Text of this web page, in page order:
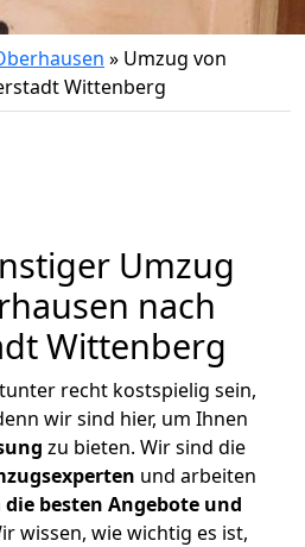
» Umzug von
Wittenberg
Umzug
nach
Wittenberg
recht kostspielig sein,
wir sind hier, um Ihnen
zu bieten. Wir sind die
und arbeiten
die besten Angebote und
wissen, wie wichtig es ist,